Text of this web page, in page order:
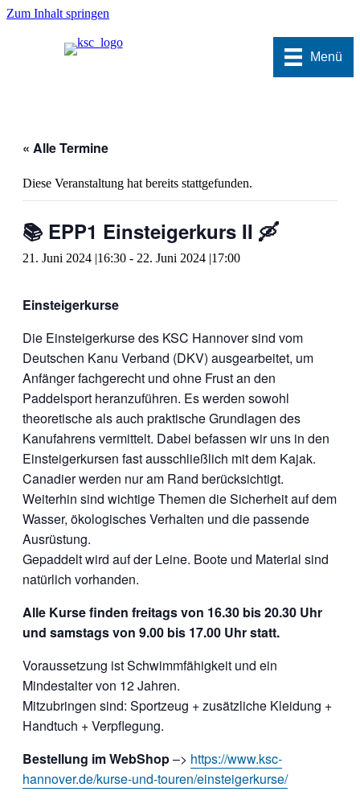
Zum Inhalt springen
Menü
« Alle Termine
Diese Veranstaltung hat bereits stattgefunden.
📚 EPP1 Einsteigerkurs II 🛶
21. Juni 2024 |16:30 - 22. Juni 2024 |17:00
Einsteigerkurse
Die Einsteigerkurse des KSC Hannover sind vom
Deutschen Kanu Verband (DKV) ausgearbeitet, um
Anfänger fachgerecht und ohne Frust an den
Paddelsport heranzuführen. Es werden sowohl
theoretische als auch praktische Grundlagen des
Kanufahrens vermittelt. Dabei befassen wir uns in den
Einsteigerkursen fast ausschließlich mit dem Kajak.
Canadier werden nur am Rand berücksichtigt.
Weiterhin sind wichtige Themen die Sicherheit auf dem
Wasser, ökologisches Verhalten und die passende
Ausrüstung.
Gepaddelt wird auf der Leine. Boote und Material sind
natürlich vorhanden.
Alle Kurse finden freitags von 16.30 bis 20.30 Uhr
und samstags von 9.00 bis 17.00 Uhr statt.
Voraussetzung ist Schwimmfähigkeit und ein
Mindestalter von 12 Jahren.
Mitzubringen sind: Sportzeug + zusätzliche Kleidung +
Handtuch + Verpflegung.
Bestellung im WebShop–> https://www.ksc-
hannover.de/kurse-und-touren/einsteigerkurse/